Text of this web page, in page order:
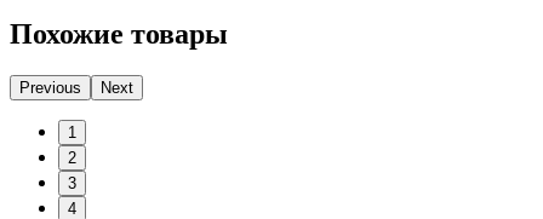
Похожие товары
Previous Next
1
2
3
4